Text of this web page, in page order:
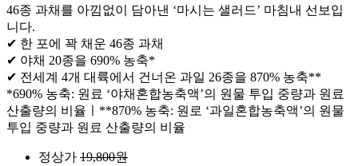
46종 과채를 아낌없이 담아낸 ‘마시는 샐러드’ 마침내 선보입
니다.
✔ 한 포에 꽉 채운 46종 과채
✔ 야채 20종을 690% 농축*
✔ 전세계 4개 대륙에서 건너온 과일 26종을 870% 농축**
*690% 농축: 원료 ‘야채혼합농축액’의 원물 투입 중량과 원료
산출량의 비율ㅣ**870% 농축: 원로 ‘과일혼합농축액’의 원물
투입 중량과 원료 산출량의 비율
정상가 19,800원